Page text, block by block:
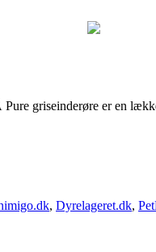
griseinderøre er en
, Dyrelageret.dk,